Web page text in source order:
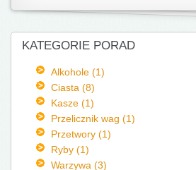
KATEGORIE PORAD
Alkohole (1)
Ciasta (8)
Kasze (1)
Przelicznik wag (1)
Przetwory (1)
Ryby (1)
Warzywa (3)